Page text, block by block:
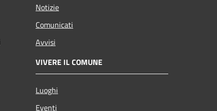
Notizie
Comunicati
Avvisi
VIVERE IL COMUNE
Luoghi
Eventi